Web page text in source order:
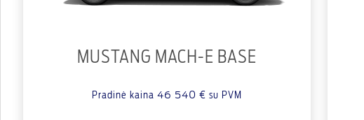
MUSTANG MACH-E BASE
Pradinė kaina 46 540 € su PVM